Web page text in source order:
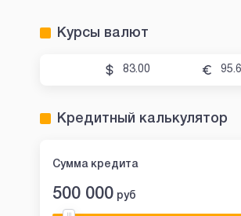
Курсы валют
83.00
Кредитный калькулятор
Сумма кредита
500 000 руб